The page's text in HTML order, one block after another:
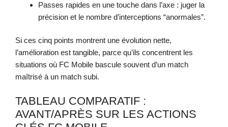
Passes rapides en une touche dans l’axe : juger la
précision et le nombre d’interceptions “anormales”.
Si ces cinq points montrent une évolution nette,
l’amélioration est tangible, parce qu’ils concentrent les
situations où FC Mobile bascule souvent d’un match
maîtrisé à un match subi.
TABLEAU COMPARATIF :
AVANT/APRÈS SUR LES ACTIONS